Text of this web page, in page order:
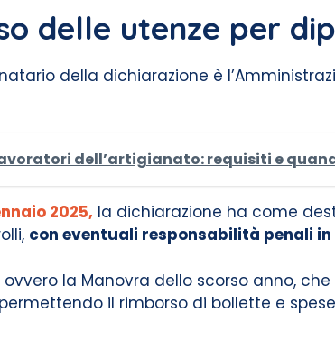
delle utenze per
della dichiarazione è
dell’artigianato: requisiti e
2025, la dichiarazione ha come
con eventuali responsabilità penali
ovvero la Manovra dello scorso anno,
il rimborso di bollette e